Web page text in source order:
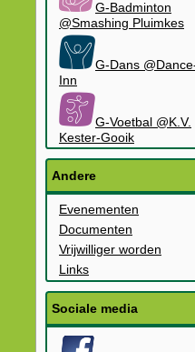
G-Badminton
@Smashing Pluimkes
G-Dans
Inn
G-Voetbal @K.V.
Kester-Gooik
Andere
Evenementen
Documenten
Vrijwilliger worden
Links
Sociale media